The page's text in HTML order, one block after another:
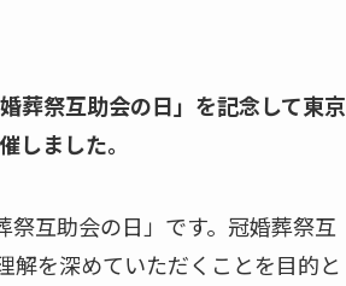
葬祭互助会の日」を記念して東京
ました。
互助会の日」です。冠婚葬祭互
解を深めていただくことを目的と